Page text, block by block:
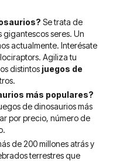
Se trata de
gigantescos seres. Un
actualmente. Interésate
Agiliza tu
distintos juegos de
más populares?
de dinosaurios más
por precio, número de
de 200 millones atrás y
terrestres que